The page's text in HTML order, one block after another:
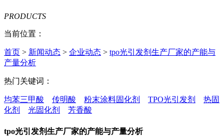
PRODUCTS
当前位置：
首页 > 新闻动态 > 企业动态 > tpo光引发剂生产厂家的产能与
产量分析
热门关键词：
均苯三甲酸 传明酸 粉末涂料固化剂 TPO光引发剂
热固
化剂
光固化剂 芳香酸
tpo光引发剂生产厂家的产能与产量分析